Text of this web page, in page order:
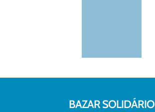
BAZAR SOLIDÁRIO